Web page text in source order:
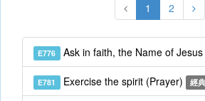
1 2
E776 Ask in faith, the Name of Jesus
E781 Exercise the spirit (Prayer) 經